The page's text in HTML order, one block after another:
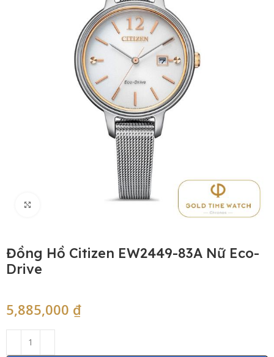
Đồng Hồ Citizen EW2449-83A Nữ Eco-
Drive
5,885,000 ₫